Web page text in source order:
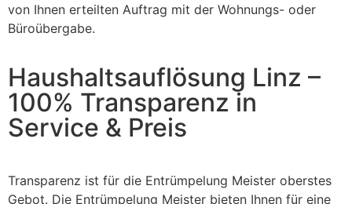
von Ihnen erteilten Auftrag mit der Wohnungs- oder
Büroübergabe.
Haushaltsauflösung Linz –
100% Transparenz in
Service & Preis
Transparenz ist für die Entrümpelung Meister oberstes
Gebot. Die Entrümpelung Meister bieten Ihnen für eine